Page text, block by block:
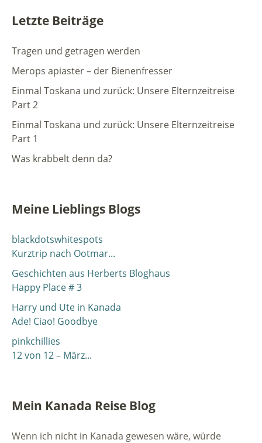
Letzte Beiträge
Tragen und getragen werden
Merops apiaster – der Bienenfresser
Einmal Toskana und zurück: Unsere Elternzeitreise
Part 2
Einmal Toskana und zurück: Unsere Elternzeitreise
Part 1
Was krabbelt denn da?
Meine Lieblings Blogs
blackdotswhitespots
Kurztrip nach Ootmar...
Geschichten aus Herberts Bloghaus
Happy Place # 3
Harry und Ute in Kanada
Ade! Ciao! Goodbye
pinkchillies
12 von 12 – März...
Mein Kanada Reise Blog
Wenn ich nicht in Kanada gewesen wäre, würde